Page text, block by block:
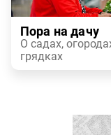
Пора на дачу
О садах,
грядках